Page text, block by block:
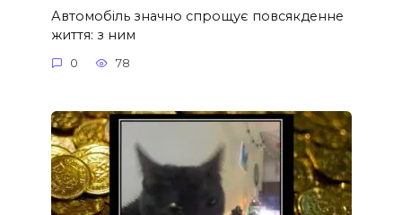
Автомобіль значно спрощує повсякденне
життя: з ним
0 78